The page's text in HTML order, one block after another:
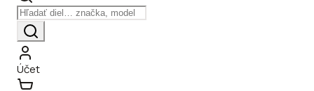
Účet